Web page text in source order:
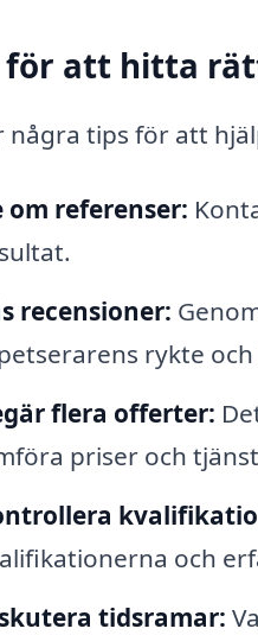
för att hitta
några tips för att
om referenser:
recensioner:
rykte
flera offerter:
priser och
och
tidsramar: